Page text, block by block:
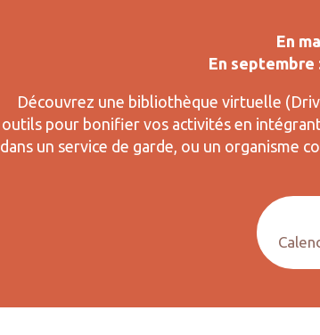
En
En septembre
Découvrez une bibliothèque virtuelle
outils pour bonifier vos activités en
dans un service de garde, ou un organisme